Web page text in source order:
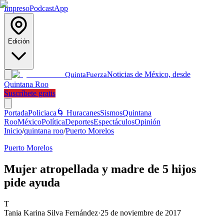
ImpresoPodcastApp
Edición
QuintaFuerzaNoticias de México, desde
Quintana Roo
Suscríbete gratis
PortadaPoliciaca 🌀 HuracanesSismosQuintana
RooMéxicoPolíticaDeportesEspectáculosOpinión
Inicio/quintana roo/Puerto Morelos
Puerto Morelos
Mujer atropellada y madre de 5 hijos
pide ayuda
T
Tania Karina Silva Fernández·25 de noviembre de 2017